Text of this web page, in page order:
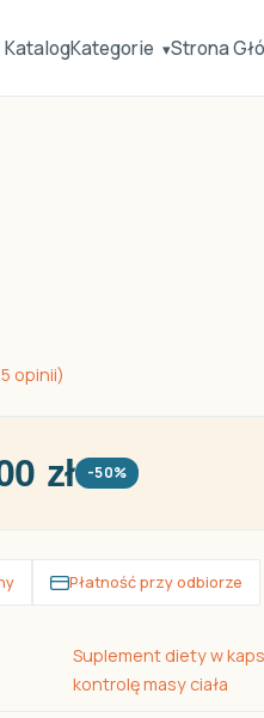
KatalogKategorie ▾Strona
opinii)
zł -50%
Płatność przy odbiorze
Suplement diety w
kontrolę masy ciała